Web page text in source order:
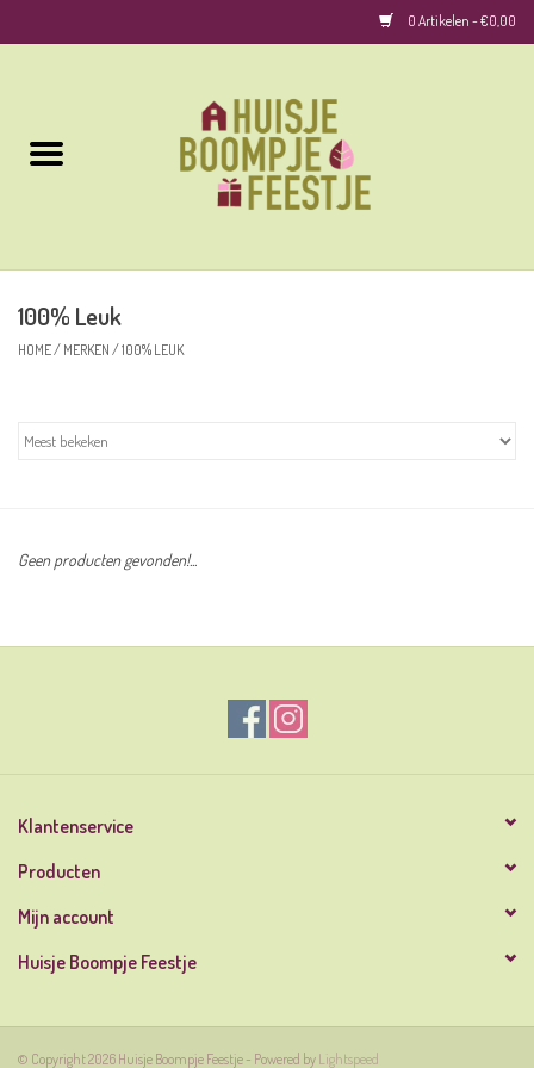
0 Artikelen - €0,00
Woonaccessoires
100% Leuk
HOME/ MERKEN /100% LEUK
Geen producten gevonden!...
Klantenservice
Producten
Mijn account
Huisje Boompje Feestje
© Copyright 2026 Huisje Boompje Feestje - Powered by Lightspeed